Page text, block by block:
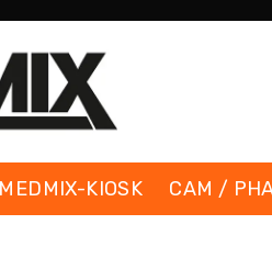
MEDMIX-KIOSK CAM /